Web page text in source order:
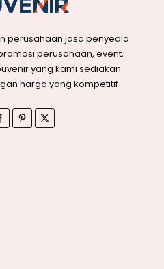
perusahaan jasa penyedia
perusahaan, event,
yang kami sediakan
harga yang kompetitif